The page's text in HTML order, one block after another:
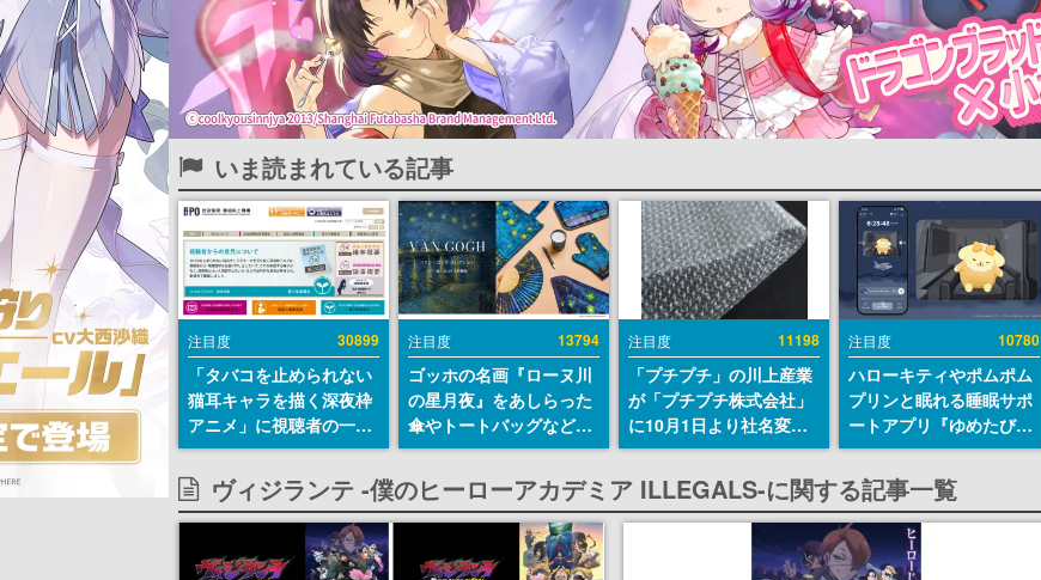
いま読まれている記事
注目度 30899
「タバコを止められない
猫耳キャラを描く深夜枠
アニメ」に視聴者の一部
から批判意見。違法薬物
の使用と思しき描写も含
めて、BPOが議論を交わ
す
注目度 13794
ゴッホの名画『ローヌ川
の星月夜』をあしらった
傘やトートバッグなどが
登場。8月7日21時より2
日間限定で予約販売
注目度 11198
「プチプチ」の川上産業
が「プチプチ株式会社」
に10月1日より社名変更
へ。創業58年で初めての
変更で、“プチッ”と鳴る
おなじみの緩衝材が会社
の名前に
注目度 10780
ハローキティやポムポム
プリンと眠れる睡眠サポ
ートアプリ『ゆめたび』
が配信中。キャラごとの
ASMRや目覚ましアラー
ムも搭載
ヴィジランテ -僕のヒーローアカデミア ILLEGALS-に関する記事一覧